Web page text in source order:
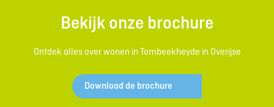
Bekijk onze brochure
Ontdek alles over wonen in Tombeekheyde in Overijse
Download de brochure